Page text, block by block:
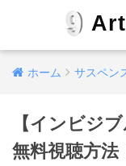
ホーム サスペン
【インビジ
無料視聴方法